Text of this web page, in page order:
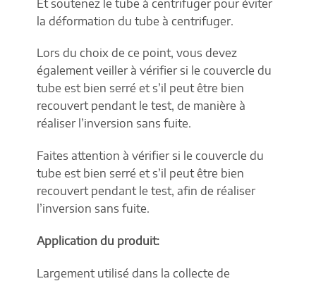
Et soutenez le tube à centrifuger pour éviter
la déformation du tube à centrifuger.
Lors du choix de ce point, vous devez
également veiller à vérifier si le couvercle du
tube est bien serré et s’il peut être bien
recouvert pendant le test, de manière à
réaliser l’inversion sans fuite.
Faites attention à vérifier si le couvercle du
tube est bien serré et s’il peut être bien
recouvert pendant le test, afin de réaliser
l’inversion sans fuite.
Application du produit:
Largement utilisé dans la collecte de